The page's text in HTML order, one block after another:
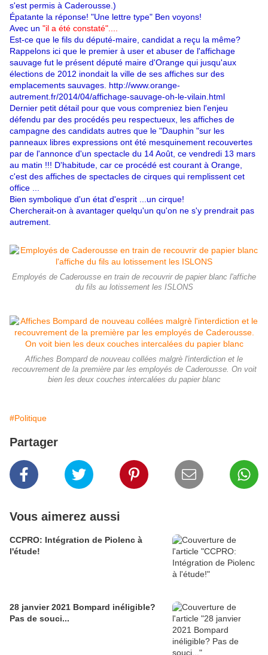
s'est permis à Caderousse.)
Épatante la réponse! "Une lettre type" Ben voyons!
Avec un "il a été constaté"....
Est-ce que le fils du député-maire, candidat a reçu la même?
Rappelons ici que le premier à user et abuser de l'affichage
sauvage fut le présent député maire d'Orange qui jusqu'aux
élections de 2012 inondait la ville de ses affiches sur des
emplacements sauvages. http://www.orange-
autrement.fr/2014/04/affichage-sauvage-oh-le-vilain.html
Dernier petit détail pour que vous compreniez bien l'enjeu
défendu par des procédés peu respectueux, les affiches de
campagne des candidats autres que le "Dauphin "sur les
panneaux libres expressions ont été mesquinement recouvertes
par de l'annonce d'un spectacle du 14 Août, ce vendredi 13 mars
au matin !!! D'habitude, car ce procédé est courant à Orange,
c'est des affiches de spectacles de cirques qui remplissent cet
office ...
Bien symbolique d'un état d'esprit ...un cirque!
Chercherait-on à avantager quelqu'un qu'on ne s'y prendrait pas
autrement.
Employés de Caderousse en train de recouvrir de papier blanc l'affiche
du fils au lotissement les ISLONS
Affiches Bompard de nouveau collées malgrè l'interdiction et le
recouvrement de la première par les employés de Caderousse. On voit
bien les deux couches intercalées du papier blanc
#Politique
Partager
Vous aimerez aussi
CCPRO: Intégration de Piolenc à
l'étude!
28 janvier 2021 Bompard inéligible?
Pas de souci...